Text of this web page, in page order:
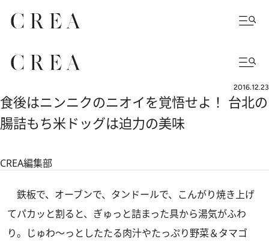
2016.12.23
食後はニンニクのニオイを覚悟せよ！ 台北の
腸詰もち米ドッグは迫力の美味
CREA編集部
鉄板で、オーブンで、タンドールで、こんがり焼き上げ
てパカッと割ると、ぎゅっと詰まった具から湯気がふわ
り。じゅわ～っとしたたる肉汁やたっぷり野菜＆タマゴ